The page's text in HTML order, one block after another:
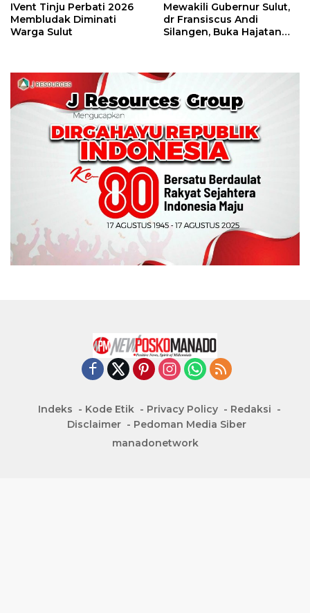
IVent Tinju Perbati 2026
Membludak Diminati
Warga Sulut
Mewakili Gubernur Sulut,
dr Fransiscus Andi
Silangen, Buka Hajatan
Indeks Kode Etik Privacy Policy
Redaksi
Disclaimer
Pedoman Media Siber
manadonetwork